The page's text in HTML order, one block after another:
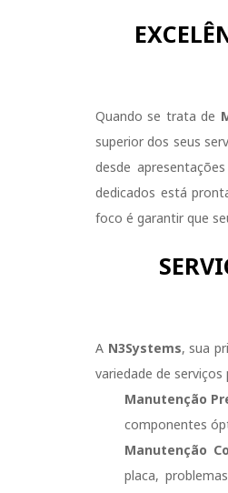
Quando se trata de
superior dos seus
desde
dedicados está
foco é garantir que
A N3Systems, sua
variedade de
Manutenção
componentes
Manutenção
placa,